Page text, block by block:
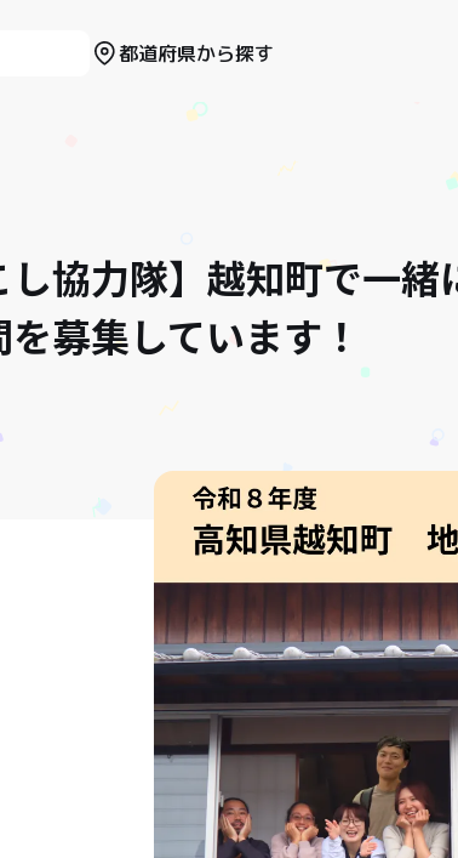
都道府県から探す
し協力隊】越知町で一緒
募集しています！